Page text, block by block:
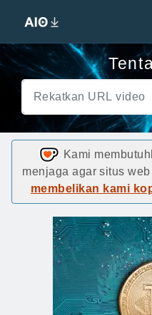
Kami
menjaga agar situs
membelikan kami